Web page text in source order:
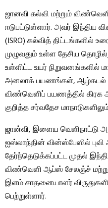
ஜானவி கல்வி மற்றும்
ஈடுபட்டுள்ளார். அவர் இந்திய
(ISRO) கல்வித் திட்டங்களில்
முழுவதும் உள்ள தேசிய
உள்ளிட்ட உயர் நிறுவனங்களில்
அனலாக் பயணங்கள், ஆழ்கடல்
விண்வெளிப் பயணத்தில் கிரக
குறித்த சர்வதேச
ஜான்வி, இளைய வெளிநாட்டு
ஐஸ்லாந்தின் வின்ஸ்பேஸில் புவி
தேர்ந்தெடுக்கப்பட்ட முதல்
விண்வெளி ஆப்ஸ் சேலஞ்ச்
இளம் சாதனையாளர்
பெற்றுள்ளார்.